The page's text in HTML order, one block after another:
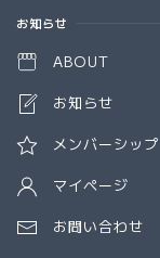
お知らせ
ABOUT
お知らせ
メンバーシップ
マイページ
お問い合わせ